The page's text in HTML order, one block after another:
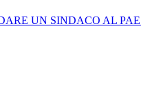
UN SINDACO AL